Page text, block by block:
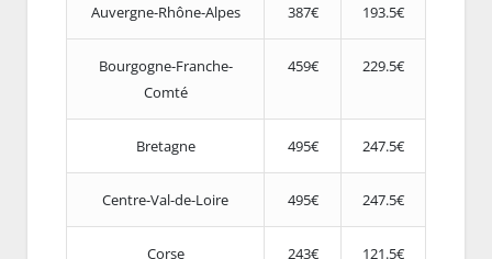
Auvergne-Rhône-Alpes 387€ 193.5€
Bourgogne-Franche-
Comté
459€ 229.5€
Bretagne 495€ 247.5€
Centre-Val-de-Loire 495€ 247.5€
Corse 243€ 121.5€